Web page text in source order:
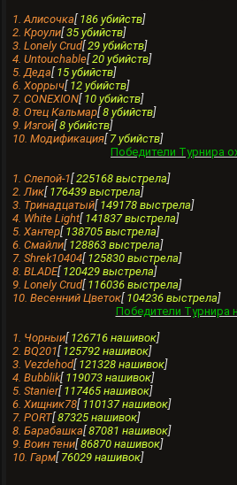
1. Алисочка[ 186 убийств]
2. Кроули[ 35 убийств]
3. Lonely Crud[ 29 убийств]
4. Untouchable[ 20 убийств]
5. Деда[ 15 убийств]
6. Хоррыч[ 12 убийств]
7. CONEXION[ 10 убийств]
8. Отец Кальмар[ 8 убийств]
9. Изгой[ 8 убийств]
10. Модификация[ 7 убийств]
Победители Турнира
1. Слепой-1[ 225168 выстрела]
2. Лик[ 176439 выстрела]
3. Тринaдцатый[ 149178 выстрела]
4. White Light[ 141837 выстрела]
5. Хантеp[ 138705 выстрела]
6. Смайли[ 128863 выстрела]
7. Shrek10404[ 125830 выстрела]
8. BLADE[ 120429 выстрела]
9. Lonely Crud[ 116036 выстрела]
10. Весенний Цветок[ 104236 выстрела]
Победители Турнира
1. Чорныи[ 126716 нашивок]
2. BQ201[ 125792 нашивок]
3. Vezdehod[ 121328 нашивок]
4. Bubblik[ 119073 нашивок]
5. Stanier[ 117465 нашивок]
6. Хищник78[ 110137 нашивок]
7. PORT[ 87325 нашивок]
8. Барабашка[ 87081 нашивок]
9. Воин тени[ 86870 нашивок]
10. Гарм[ 76029 нашивок]